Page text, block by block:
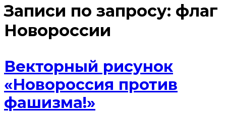
Записи по запросу: флаг
Новороссии
Векторный рисунок
«Новороссия против
фашизма!»